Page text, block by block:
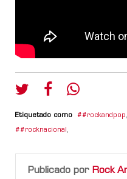
Etiquetado como #rockandpop,
#rocknacional ,
Publicado por Rock